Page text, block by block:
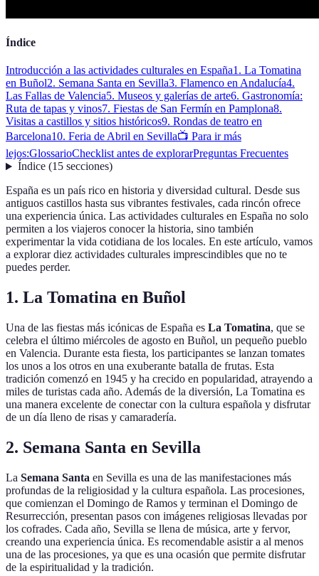
Índice
Introducción a las actividades culturales en España1. La Tomatina
en Buñol2. Semana Santa en Sevilla3. Flamenco en Andalucía4.
Las Fallas de Valencia5. Museos y galerías de arte6. Gastronomía:
Ruta de tapas y vinos7. Fiestas de San Fermín en Pamplona8.
Visitas a castillos y sitios históricos9. Rondas de teatro en
Barcelona10. Feria de Abril en Sevilla📺 Para ir más
lejos:GlossarioChecklist antes de explorarPreguntas Frecuentes
Índice(15 secciones)
España es un país rico en historia y diversidad cultural. Desde sus
antiguos castillos hasta sus vibrantes festivales, cada rincón ofrece
una experiencia única. Las actividades culturales en España no solo
permiten a los viajeros conocer la historia, sino también
experimentar la vida cotidiana de los locales. En este artículo, vamos
a explorar diez actividades culturales imprescindibles que no te
puedes perder.
1. La Tomatina en Buñol
Una de las fiestas más icónicas de España es La Tomatina, que se
celebra el último miércoles de agosto en Buñol, un pequeño pueblo
en Valencia. Durante esta fiesta, los participantes se lanzan tomates
los unos a los otros en una exuberante batalla de frutas. Esta
tradición comenzó en 1945 y ha crecido en popularidad, atrayendo a
miles de turistas cada año. Además de la diversión, La Tomatina es
una manera excelente de conectar con la cultura española y disfrutar
de un día lleno de risas y camaradería.
2. Semana Santa en Sevilla
La Semana Santa en Sevilla es una de las manifestaciones más
profundas de la religiosidad y la cultura española. Las procesiones,
que comienzan el Domingo de Ramos y terminan el Domingo de
Resurrección, presentan pasos con imágenes religiosas llevadas por
los cofrades. Cada año, Sevilla se llena de música, arte y fervor,
creando una experiencia única. Es recomendable asistir a al menos
una de las procesiones, ya que es una ocasión que permite disfrutar
de la espiritualidad y la tradición.